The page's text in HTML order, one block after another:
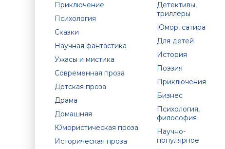
Приключение
Психология
Сказки
Научная фантастика
Ужасы и мистика
Современная проза
Детская проза
Драма
Домашняя
Юмористическая проза
Историческая проза
Детективы,
триллеры
Юмор, сатира
Для детей
История
Поэзия
Приключения
Бизнес
Психология,
философия
Научно-
популярное